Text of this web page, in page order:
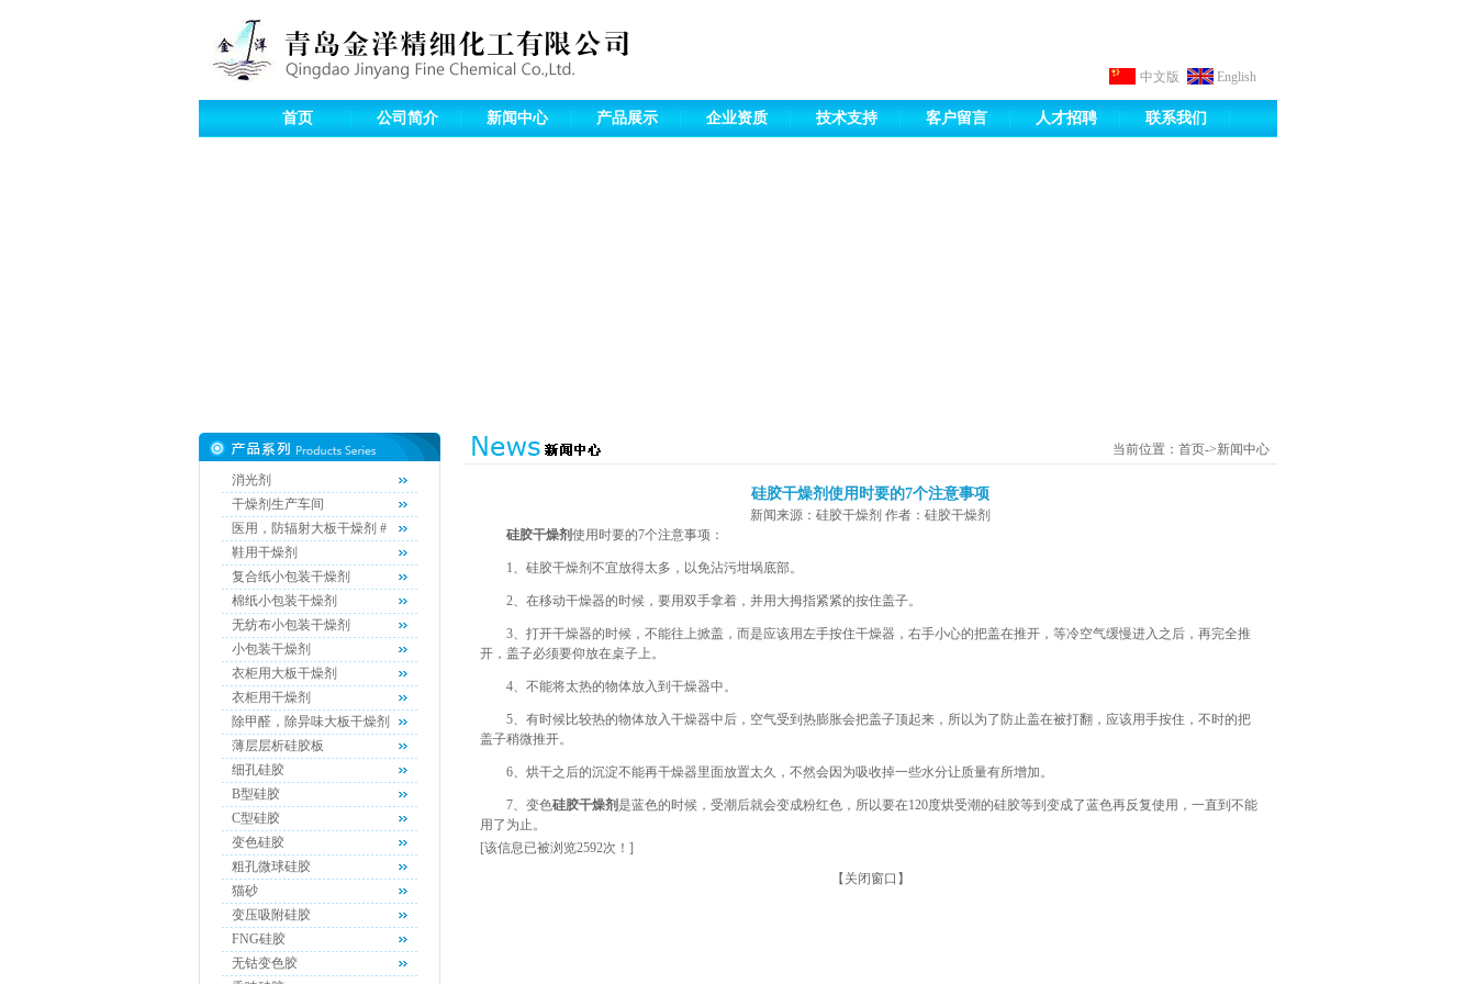
中文版 English
首页 公司简介 新闻中心 产品展示 企业资质 技术支持 客户留言 人才招聘 联系我们
消光剂
干燥剂生产车间
医用，防辐射大板干燥剂 #
鞋用干燥剂
复合纸小包装干燥剂
棉纸小包装干燥剂
无纺布小包装干燥剂
小包装干燥剂
衣柜用大板干燥剂
衣柜用干燥剂
除甲醛，除异味大板干燥剂
薄层层析硅胶板
细孔硅胶
B型硅胶
C型硅胶
变色硅胶
粗孔微球硅胶
猫砂
变压吸附硅胶
FNG硅胶
无钴变色胶
当前位置：首页->新闻中心
硅胶干燥剂使用时要的7个注意事项
新闻来源：硅胶干燥剂 作者：硅胶干燥剂
硅胶干燥剂使用时要的7个注意事项：
1、硅胶干燥剂不宜放得太多，以免沾污坩埚底部。
2、在移动干燥器的时候，要用双手拿着，并用大拇指紧紧的按住盖子。
3、打开干燥器的时候，不能往上掀盖，而是应该用左手按住干燥器，右手小心的把盖在推开，等冷空气缓慢进入之后，再完全推
开，盖子必须要仰放在桌子上。
4、不能将太热的物体放入到干燥器中。
5、有时候比较热的物体放入干燥器中后，空气受到热膨胀会把盖子顶起来，所以为了防止盖在被打翻，应该用手按住，不时的把
盖子稍微推开。
6、烘干之后的沉淀不能再干燥器里面放置太久，不然会因为吸收掉一些水分让质量有所增加。
7、变色硅胶干燥剂是蓝色的时候，受潮后就会变成粉红色，所以要在120度烘受潮的硅胶等到变成了蓝色再反复使用，一直到不能
用了为止。
[该信息已被浏览2592次！]
【 关闭窗口 】